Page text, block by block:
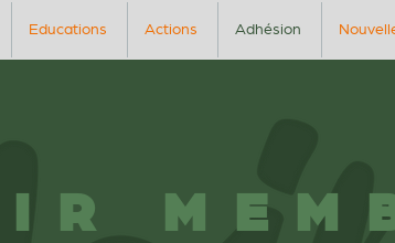
Educations Actions Adhésion